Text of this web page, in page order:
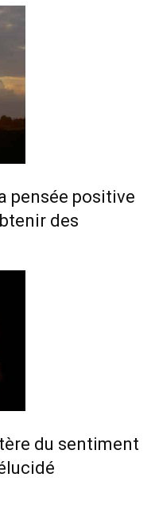
pensée positive
des
du sentiment